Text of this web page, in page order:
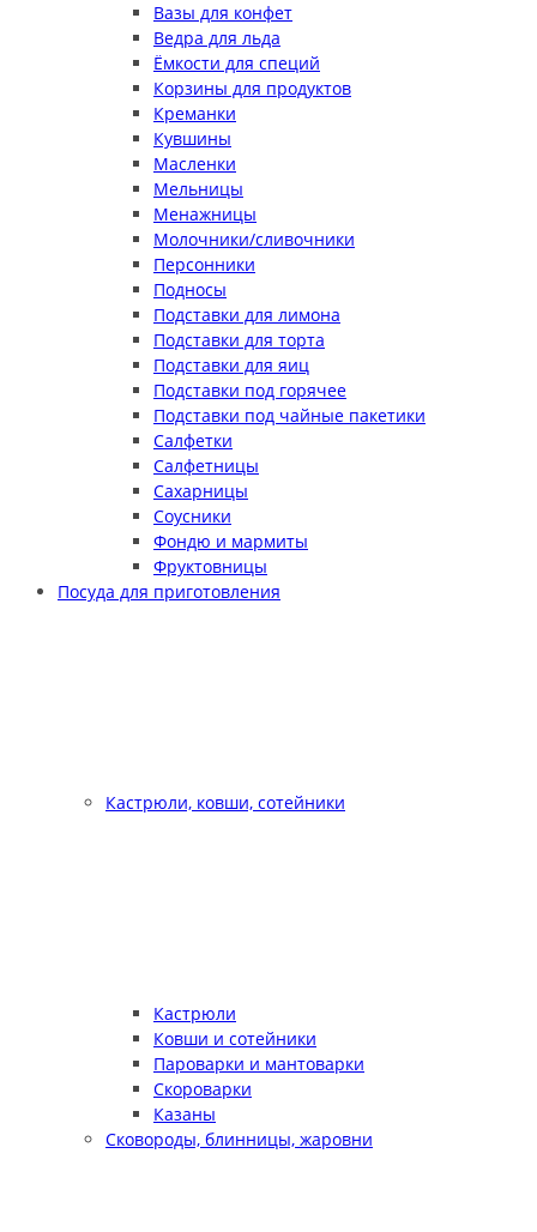
Вазы для конфет
Ведра для льда
Ёмкости для специй
Корзины для продуктов
Креманки
Кувшины
Масленки
Мельницы
Менажницы
Молочники/сливочники
Персонники
Подносы
Подставки для лимона
Подставки для торта
Подставки для яиц
Подставки под горячее
Подставки под чайные пакетики
Салфетки
Салфетницы
Сахарницы
Соусники
Фондю и мармиты
Фруктовницы
Посуда для приготовления
Кастрюли, ковши, сотейники
Кастрюли
Ковши и сотейники
Пароварки и мантоварки
Скороварки
Казаны
Сковороды, блинницы, жаровни